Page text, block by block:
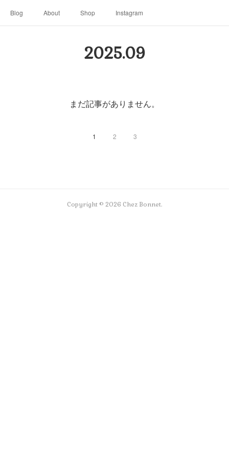
Blog About Shop Instagram
2025.09
まだ記事がありません。
1 2 3
Copyright © 2026 Chez Bonnet.